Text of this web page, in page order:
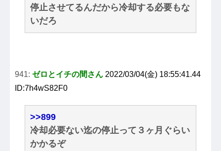
停止させてるんだから冷却する必要もな
いだろ
941: ゼロとイチの間さん 2022/03/04(金) 18:55:41.44
ID:7h4wS82F0
>>899
冷却必要ない迄の停止って３ヶ月ぐらい
かかるぞ